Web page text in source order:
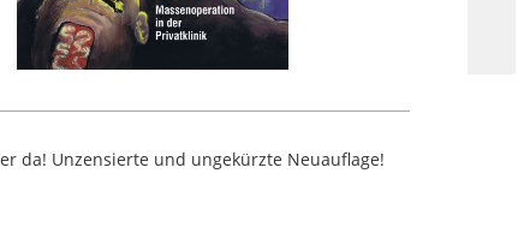
da! Unzensierte und ungekürzte Neuauflage!